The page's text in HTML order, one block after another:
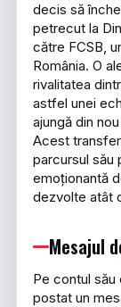
decis să
petrecut la
către FCSB,
România. O
rivalitatea
astfel unei
ajungă din
Acest
parcursul său
emoționantă
dezvolte atât
Mesajul
Pe contul său
postat un